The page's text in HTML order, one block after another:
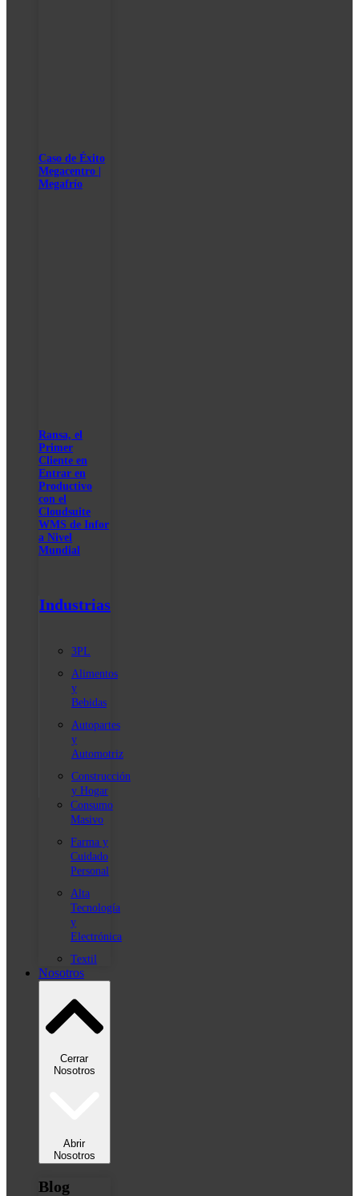
Caso de Éxito
Megacentro |
Megafrío
Ransa, el
Primer
Cliente en
Entrar en
Productivo
con el
Cloudsuite
WMS de Infor
a Nivel
Mundial
Industrias
3PL
Alimentos
y
Bebidas
Autopartes
y
Automotriz
Construcción
y Hogar
Consumo
Masivo
Farma y
Cuidado
Personal
Alta
Tecnología
y
Electrónica
Textil
Nosotros
Cerrar
Nosotros
Abrir
Nosotros
Blog